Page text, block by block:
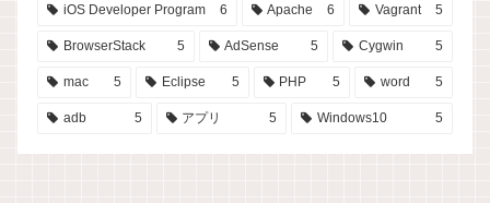
iOS Developer Program 6 Apache 6 Vagrant 5
BrowserStack 5 AdSense 5 Cygwin 5
mac 5 Eclipse 5 PHP 5 word 5
adb 5 アプリ 5 Windows10 5